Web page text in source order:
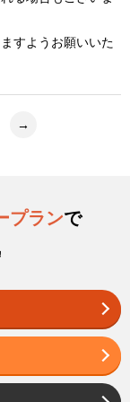
すようお願いいた
→
プランで